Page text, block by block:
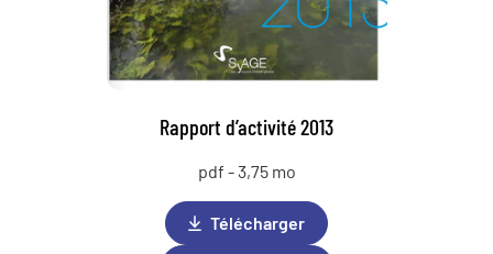
Rapport d’activité 2013
pdf - 3,75 mo
Télécharger